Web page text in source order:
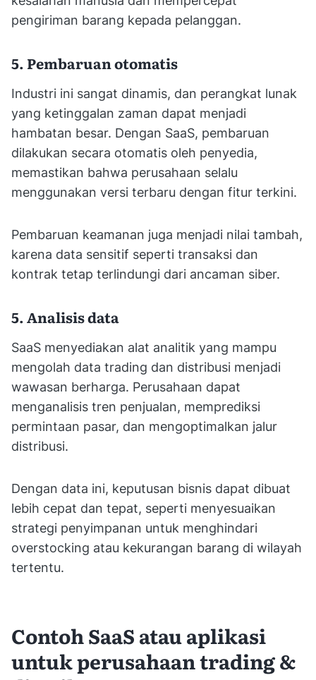
pengiriman barang kepada pelanggan.
5. Pembaruan otomatis
Industri ini sangat dinamis, dan perangkat lunak
yang ketinggalan zaman dapat menjadi
hambatan besar. Dengan SaaS, pembaruan
dilakukan secara otomatis oleh penyedia,
memastikan bahwa perusahaan selalu
menggunakan versi terbaru dengan fitur terkini.
Pembaruan keamanan juga menjadi nilai tambah,
karena data sensitif seperti transaksi dan
kontrak tetap terlindungi dari ancaman siber.
5. Analisis data
SaaS menyediakan alat analitik yang mampu
mengolah data trading dan distribusi menjadi
wawasan berharga. Perusahaan dapat
menganalisis tren penjualan, memprediksi
permintaan pasar, dan mengoptimalkan jalur
distribusi.
Dengan data ini, keputusan bisnis dapat dibuat
lebih cepat dan tepat, seperti menyesuaikan
strategi penyimpanan untuk menghindari
overstocking atau kekurangan barang di wilayah
tertentu.
Contoh SaaS atau aplikasi
untuk perusahaan trading &